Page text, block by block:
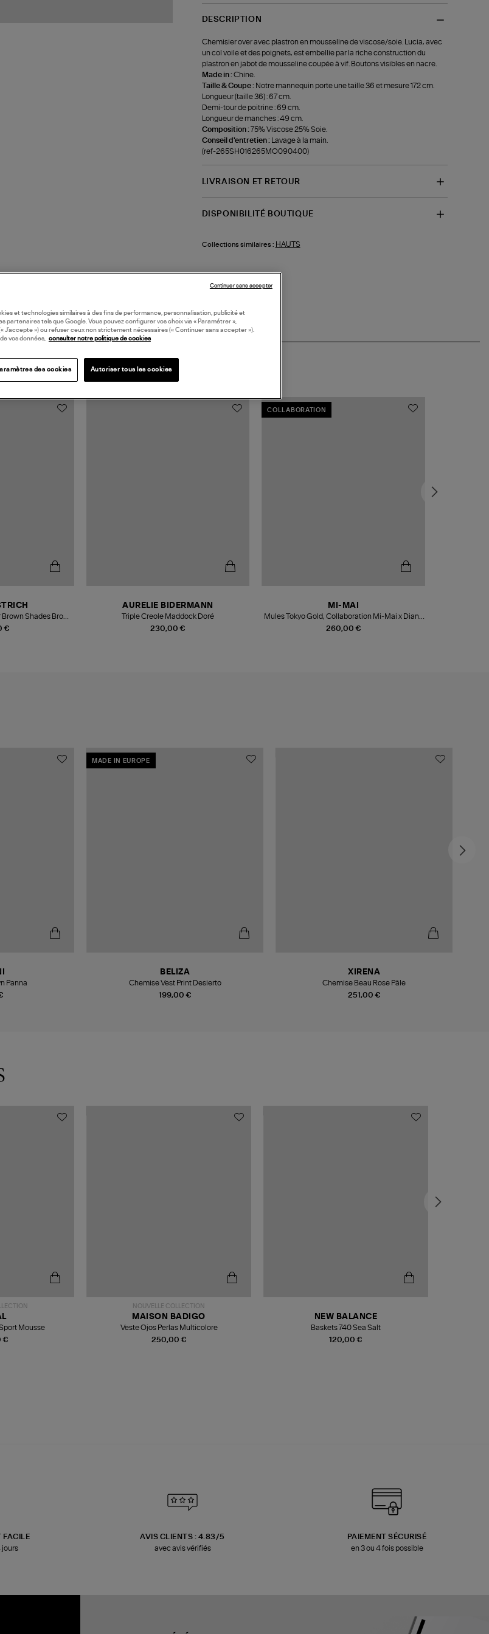
DESCRIPTION
Chemisier over avec plastron en mousseline de viscose/soie. Lucia, avec
un col voile et des poignets, est embellie par la riche construction du
plastron en jabot de mousseline coupée à vif. Boutons visibles en nacre.
Made in :Chine.
Taille & Coupe : Notre mannequin porte une taille 36 et mesure 172 cm.
Longueur (taille 36) : 67 cm.
Demi-tour de poitrine : 69 cm.
Longueur de manches : 49 cm.
Composition :75% Viscose 25% Soie.
Conseil d'entretien :
Lavage à la main.
(ref-265SH016265MO090400)
LIVRAISON ET RETOUR
DISPONIBILITÉ BOUTIQUE
Collections similaires : HAUTS
€
Shades Brown
230,00 €
AURELIE BIDERMANN
Triple Creole Maddock Doré
COLLABORATION
260,00 €
MI-MAI
Mules Tokyo Gold, Collaboration Mi-Mai x Diane
Perreau
Panna
MADE IN EUROPE
199,00 €
BELIZA
Chemise Vest Print Desierto
251,00 €
XIRENA
Chemise Beau Rose Pâle
€
Mousse
NOUVELLE COLLECTION
250,00 €
MAISON BADIGO
Veste Ojos Perlas Multicolore
120,00 €
NEW BALANCE
Baskets 740 Sea Salt
FACILE
jours
AVIS CLIENTS : 4.83/5
avec avis vérifiés
PAIEMENT SÉCURISÉ
en 3 ou 4 fois possible
et technologies similaires à des fins de performance, personnalisation, publicité et
partenaires tels que Google. Vous pouvez configurer vos choix via « Paramétrer »,
J’accepte ») ou refuser ceux non strictement nécessaires (« Continuer sans accepter »).
vos données, consulter notre politique de cookies
des cookies Autoriser tous les cookies
Continuer sans accepter